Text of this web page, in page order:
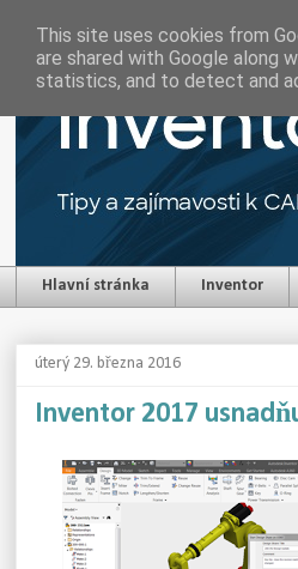
Hlavní stránka Inventor
úterý 29. března 2016
Inventor 2017
This site uses cookies from
are shared with Google along
statistics, and to detect and